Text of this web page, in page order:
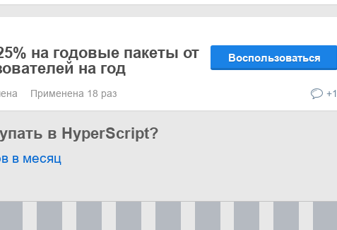
на годовые пакеты от
на год
Воспользоваться
Применена 18 раз +1
в HyperScript?
в месяц